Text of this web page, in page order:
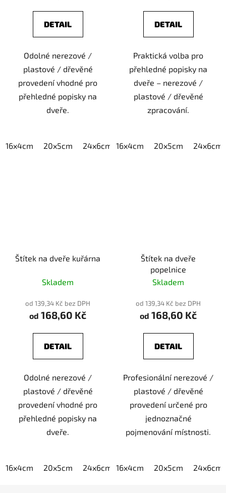
DETAIL
Odolné nerezové /
plastové / dřevěné
provedení vhodné pro
přehledné popisky na
dveře.
16x4cm 20x5cm 24x6cm 30x7,5cm 40x10cm
DETAIL
Praktická volba pro
přehledné popisky na
dveře – nerezové /
plastové / dřevěné
zpracování.
16x4cm 20x5cm 24x6cm
Štítek na dveře kuřárna
Skladem
od 139,34 Kč bez DPH
od 168,60 Kč
DETAIL
Odolné nerezové /
plastové / dřevěné
provedení vhodné pro
přehledné popisky na
dveře.
16x4cm 20x5cm 24x6cm 30x7,5cm 40x10cm
Štítek na dveře
popelnice
Skladem
od 139,34 Kč bez DPH
od 168,60 Kč
DETAIL
Profesionální nerezové /
plastové / dřevěné
provedení určené pro
jednoznačné
pojmenování místnosti.
16x4cm 20x5cm 24x6cm